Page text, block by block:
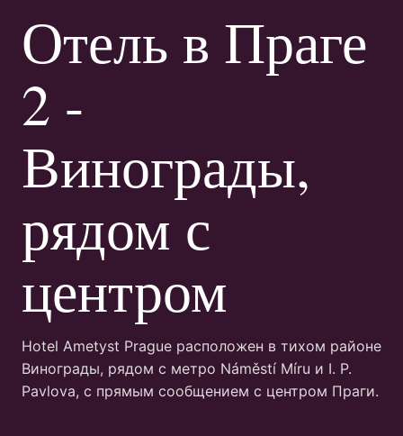
Отель в Праге
2 -
Винограды,
рядом с
центром
Hotel Ametyst Prague расположен в тихом районе
Винограды, рядом с метро Náměstí Míru и I. P.
Pavlova, с прямым сообщением с центром Праги.